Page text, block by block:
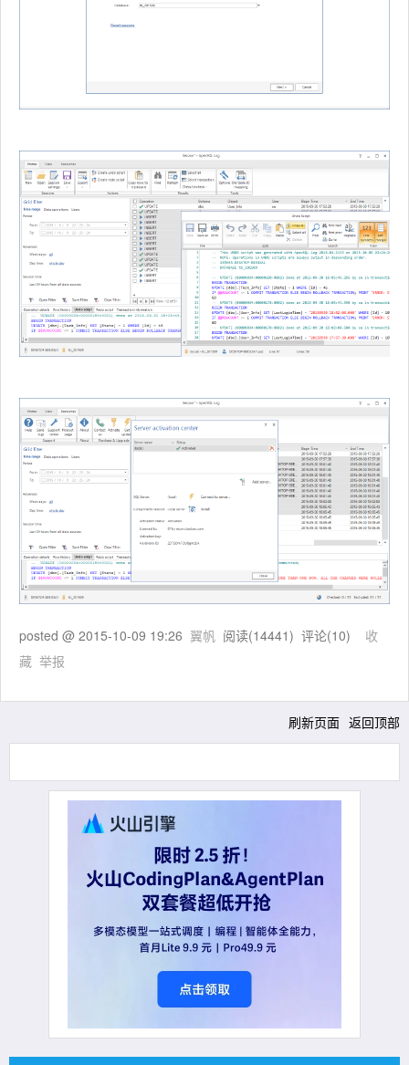
posted @ 2015-10-09 19:26 翼帆 阅读(14441) 评论(10) 收
藏 举报
刷新页面 返回顶部